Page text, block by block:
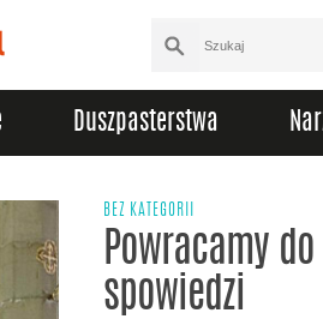
Duszpasterstwa
BEZ KATEGORII
Powracamy
spowiedzi